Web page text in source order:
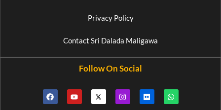
Privacy Policy
Contact Sri Dalada Maligawa
Follow On Social